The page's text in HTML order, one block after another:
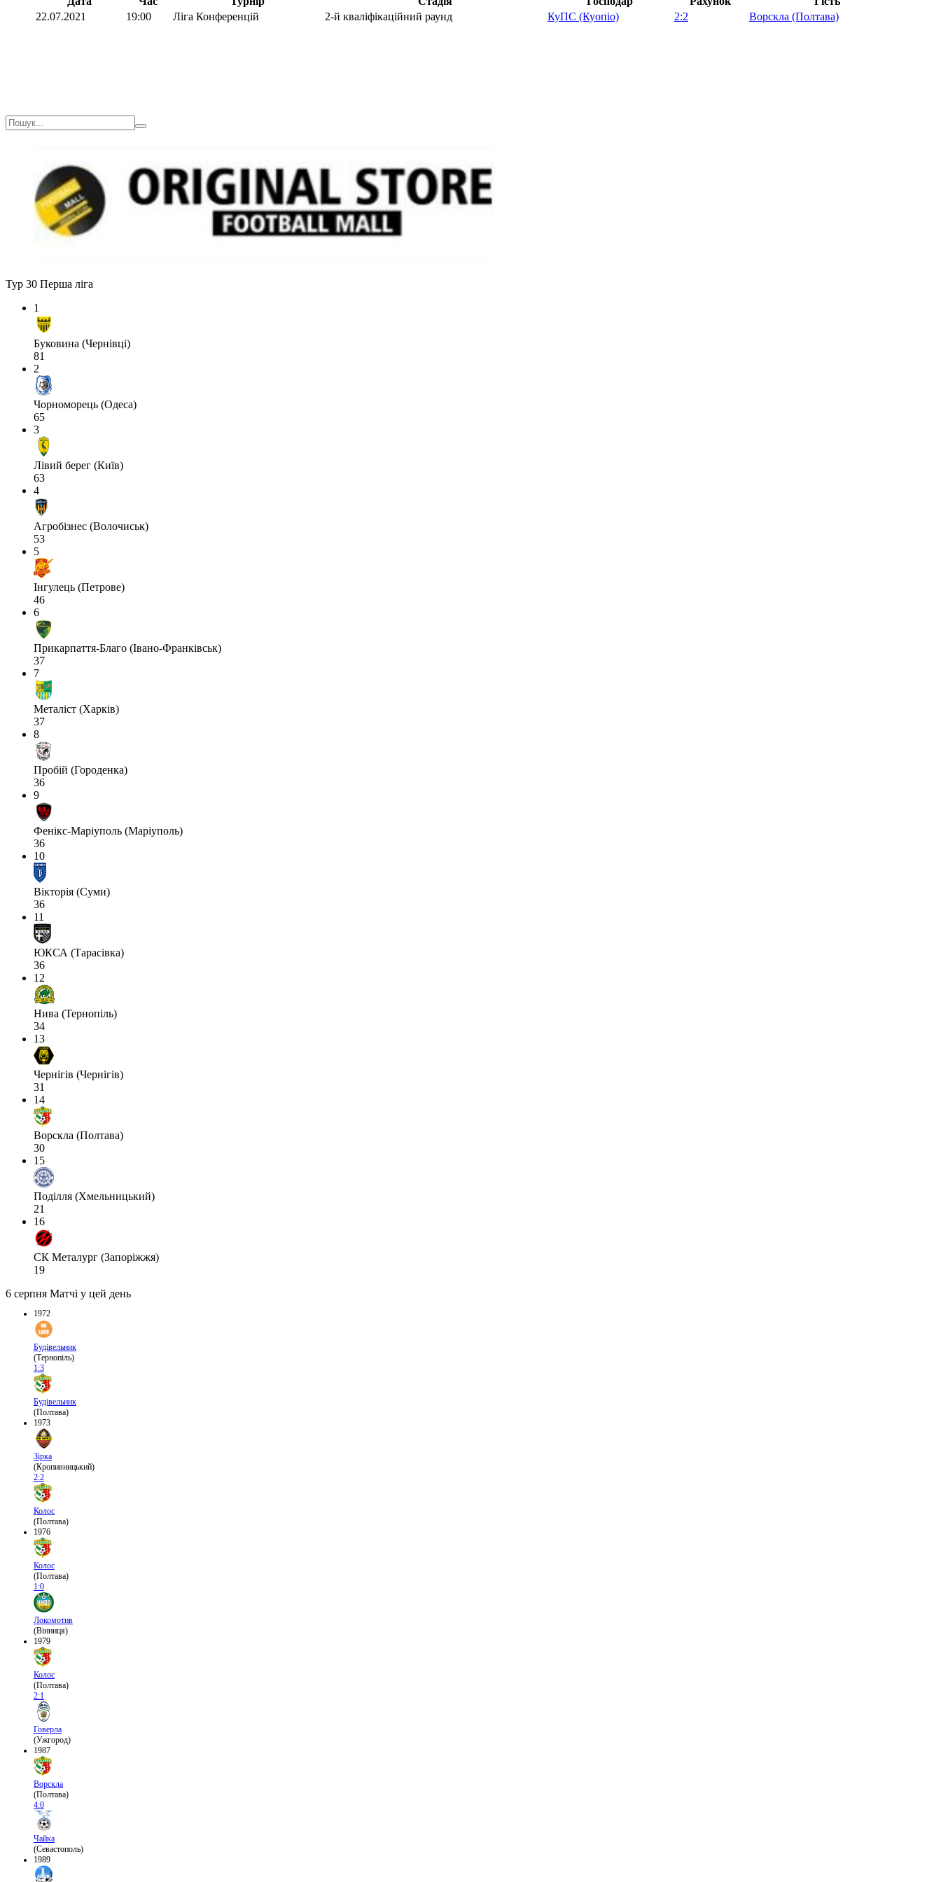
22.07.2021
19:00 Ліга Конференцій 2-й кваліфікаційний раунд КуПС (Куопіо) 2:2 Ворскла (Полтава)
Тур 30 Перша ліга
1
Буковина (Чернівці)
81
2
Чорноморець (Одеса)
65
3
Лівий берег (Київ)
63
4
Агробізнес (Волочиськ)
53
5
Інгулець (Петрове)
46
6
Прикарпаття-Благо (Івано-Франківськ)
37
7
Металіст (Харків)
37
8
Пробій (Городенка)
36
9
Фенікс-Маріуполь (Маріуполь)
36
10
Вікторія (Суми)
36
11
ЮКСА (Тарасівка)
36
12
Нива (Тернопіль)
34
13
Чернігів (Чернігів)
31
14
Ворскла (Полтава)
30
15
Поділля (Хмельницький)
21
16
СК Металург (Запоріжжя)
19
6 серпня Матчі у цей день
1972
Будівельник
(Тернопіль)
1:3
Будівельник
(Полтава)
1973
Зірка
(Кропивницький)
2:2
Колос
(Полтава)
1976
Колос
(Полтава)
1:0
Локомотив
(Вінниця)
1979
Колос
(Полтава)
2:1
Говерла
(Ужгород)
1987
Ворскла
(Полтава)
4:0
Чайка
(Севастополь)
1989